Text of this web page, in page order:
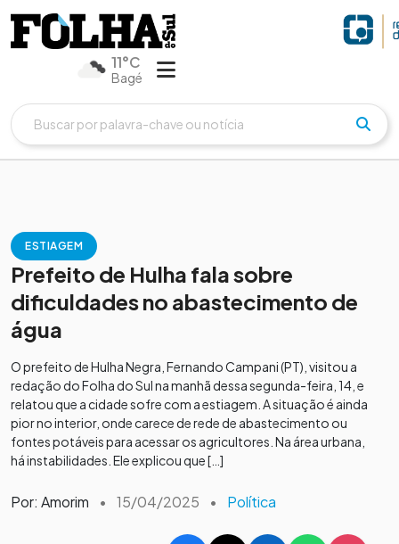
11°C
Bagé
ESTIAGEM
Prefeito de Hulha fala sobre
dificuldades no abastecimento de
água
O prefeito de Hulha Negra, Fernando Campani (PT), visitou a
redação do Folha do Sul na manhã dessa segunda-feira, 14, e
relatou que a cidade sofre com a estiagem. A situação é ainda
pior no interior, onde carece de rede de abastecimento ou
fontes potáveis para acessar os agricultores. Na área urbana,
há instabilidades. Ele explicou que […]
Por: Amorim • 15/04/2025 • Política